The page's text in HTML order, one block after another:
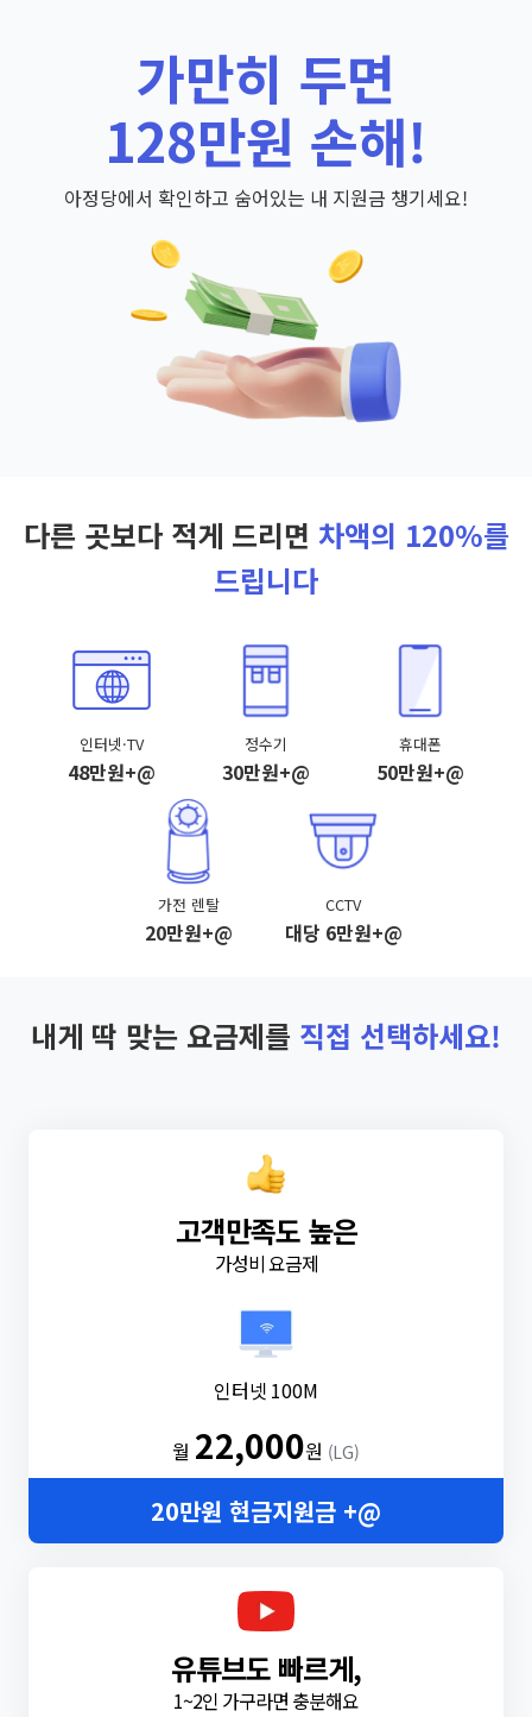
가만히 두면
128만원 손해!
아정당에서 확인하고 숨어있는 내 지원금 챙기세요!
다른 곳보다 적게 드리면 차액의 120%를
드립니다
인터넷·TV
48만원+@
정수기
30만원+@
휴대폰
50만원+@
가전 렌탈
20만원+@
CCTV
대당 6만원+@
내게 딱 맞는 요금제를 직접 선택하세요!
고객만족도 높은
가성비 요금제
인터넷 100M
월 22,000원 (LG)
20만원 현금지원금 +@
유튜브도 빠르게,
1~2인 가구라면 충분해요